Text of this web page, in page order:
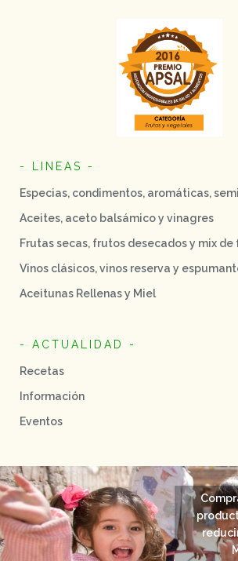
- LINEAS -
Especias, condimentos, aromáticas,
Aceites, aceto balsámico y vinagres
Frutas secas, frutos desecados y mix de
Vinos clásicos, vinos reserva y
Aceitunas Rellenas y Miel
- ACTUALIDAD -
Recetas
Información
Eventos